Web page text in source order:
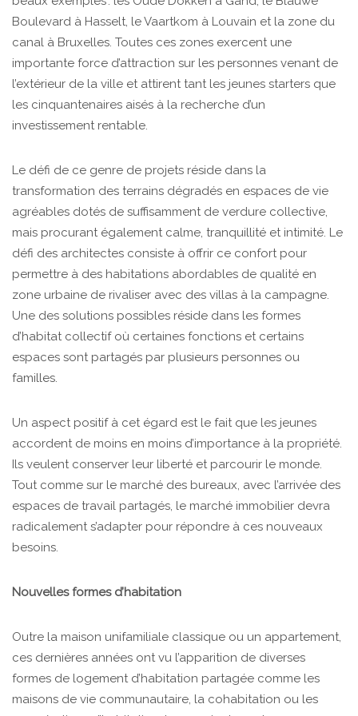
Boulevard à Hasselt, le Vaartkom à Louvain et la zone du
canal à Bruxelles. Toutes ces zones exercent une
importante force d’attraction sur les personnes venant de
l’extérieur de la ville et attirent tant les jeunes starters que
les cinquantenaires aisés à la recherche d’un
investissement rentable.
Le défi de ce genre de projets réside dans la
transformation des terrains dégradés en espaces de vie
agréables dotés de suffisamment de verdure collective,
mais procurant également calme, tranquillité et intimité. Le
défi des architectes consiste à offrir ce confort pour
permettre à des habitations abordables de qualité en
zone urbaine de rivaliser avec des villas à la campagne.
Une des solutions possibles réside dans les formes
d’habitat collectif où certaines fonctions et certains
espaces sont partagés par plusieurs personnes ou
familles.
Un aspect positif à cet égard est le fait que les jeunes
accordent de moins en moins d’importance à la propriété.
Ils veulent conserver leur liberté et parcourir le monde.
Tout comme sur le marché des bureaux, avec l’arrivée des
espaces de travail partagés, le marché immobilier devra
radicalement s’adapter pour répondre à ces nouveaux
besoins.
Nouvelles formes d’habitation
Outre la maison unifamiliale classique ou un appartement,
ces dernières années ont vu l’apparition de diverses
formes de logement d’habitation partagée comme les
maisons de vie communautaire, la cohabitation ou les